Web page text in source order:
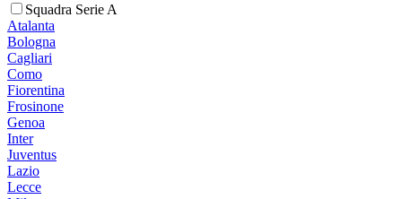
Squadra Serie A
Atalanta
Bologna
Cagliari
Como
Fiorentina
Frosinone
Genoa
Inter
Juventus
Lazio
Lecce